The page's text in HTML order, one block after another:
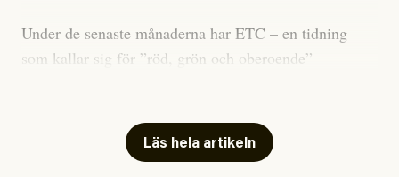
Under de senaste månaderna har ETC – en tidning
som kallar sig för ”röd, grön och oberoende” –
skriver för? Vad betyder det att vara en ”röd, grön och
oberoende” tidning? Och vad är egentligen bra
Läs hela artikeln